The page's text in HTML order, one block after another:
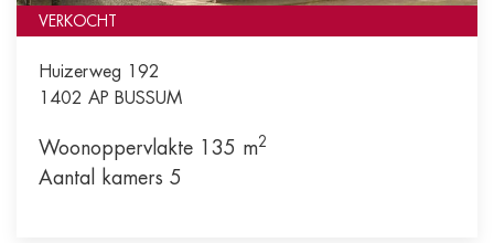
VERKOCHT
Huizerweg 192
1402 AP BUSSUM
Woonoppervlakte 135 m2
Aantal kamers 5